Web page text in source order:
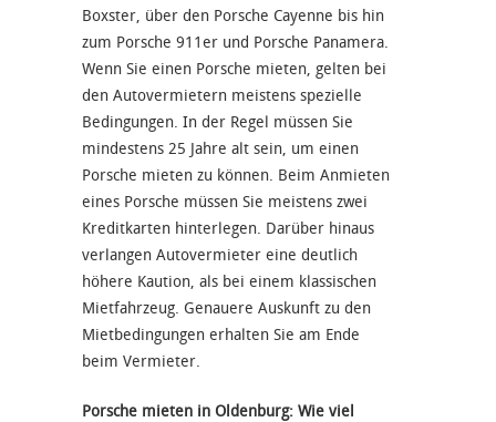
Boxster, über den Porsche Cayenne bis hin
zum Porsche 911er und Porsche Panamera.
Wenn Sie einen Porsche mieten, gelten bei
den Autovermietern meistens spezielle
Bedingungen. In der Regel müssen Sie
mindestens 25 Jahre alt sein, um einen
Porsche mieten zu können. Beim Anmieten
eines Porsche müssen Sie meistens zwei
Kreditkarten hinterlegen. Darüber hinaus
verlangen Autovermieter eine deutlich
höhere Kaution, als bei einem klassischen
Mietfahrzeug. Genauere Auskunft zu den
Mietbedingungen erhalten Sie am Ende
beim Vermieter.
Porsche mieten in Oldenburg: Wie viel